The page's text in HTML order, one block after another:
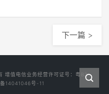
下一篇 >
增值电信业务经营许可证号： 粤B2-
14041046号-11